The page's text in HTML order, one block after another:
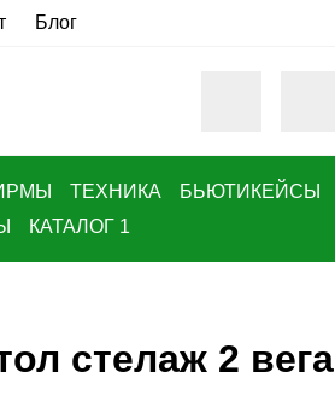
Блог
ТЕХНИКА
БЬЮТИКЕЙСЫ
КАТАЛОГ 1
стелаж 2 вега